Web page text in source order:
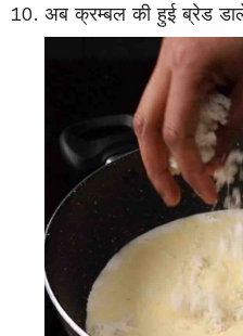
अब क्रम्बल की हुई ब्रेड